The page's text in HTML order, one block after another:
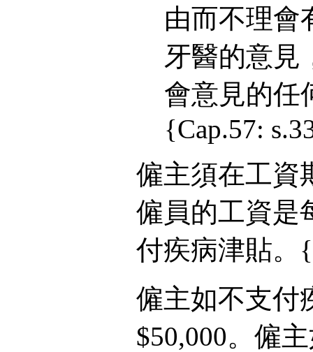
由而不理會
牙醫的意見
會意見的任
{Cap.57:
僱主須在工資
僱員的工資是
付疾病津貼。
僱主如不支付
$50,000。僱